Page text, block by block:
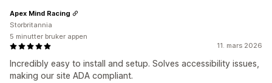
11. mars 2026
Incredibly easy to install and setup. Solves accessibility issues,
making our site ADA compliant.
Apex Mind Racing
Storbritannia
5 minutter bruker appen